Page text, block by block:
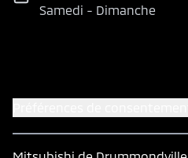
Samedi - Dimanche